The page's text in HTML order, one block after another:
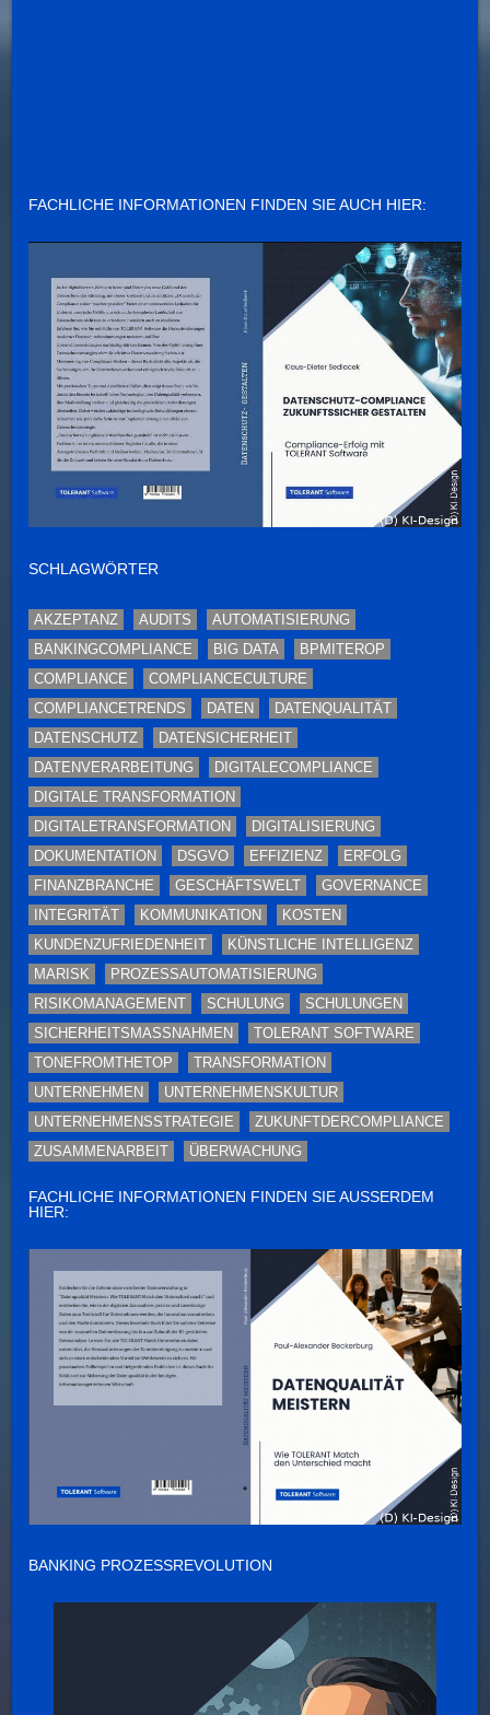
FACHLICHE INFORMATIONEN FINDEN SIE AUCH HIER:
SCHLAGWÖRTER
AKZEPTANZ AUDITS
AUTOMATISIERUNG
BANKINGCOMPLIANCE
BIG DATA
BPMITEROP
COMPLIANCE
COMPLIANCECULTURE
COMPLIANCETRENDS
DATEN
DATENQUALITÄT
DATENSCHUTZ
DATENSICHERHEIT
DATENVERARBEITUNG
DIGITALECOMPLIANCE
DIGITALE TRANSFORMATION
DIGITALETRANSFORMATION
DIGITALISIERUNG
DOKUMENTATION
DSGVO EFFIZIENZ
ERFOLG
FINANZBRANCHE
GESCHÄFTSWELT
GOVERNANCE
INTEGRITÄT
KOMMUNIKATION
KOSTEN
KUNDENZUFRIEDENHEIT
KÜNSTLICHE INTELLIGENZ
MARISK
PROZESSAUTOMATISIERUNG
RISIKOMANAGEMENT
SCHULUNG
SCHULUNGEN
SICHERHEITSMASSNAHMEN
TOLERANT SOFTWARE
TONEFROMTHETOP
TRANSFORMATION
UNTERNEHMEN
UNTERNEHMENSKULTUR
UNTERNEHMENSSTRATEGIE
ZUKUNFTDERCOMPLIANCE
ZUSAMMENARBEIT
ÜBERWACHUNG
FACHLICHE INFORMATIONEN FINDEN SIE AUSSERDEM H
IER:
BANKING PROZESSREVOLUTION